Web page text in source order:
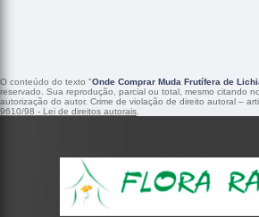
O conteúdo do texto "Onde Comprar Muda Frutífera de
reservado. Sua reprodução, parcial ou total, mesmo citando
autorização do autor. Crime de violação de direito autoral –
9610/98 - Lei de direitos autorais